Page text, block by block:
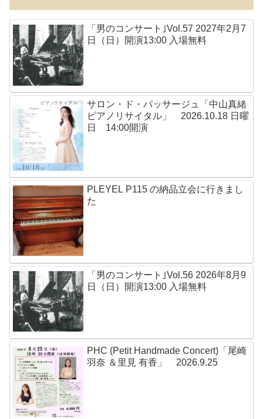
「男のコンサート｣Vol.57 2027年2月7
日（日）開演13:00 入場無料
サロン・ド・パッサージュ「中山真緒
ピアノリサイタル」 2026.10.18 日曜
日 14:00開演
PLEYEL P115 の納品立会に行きまし
た
「男のコンサート｣Vol.56 2026年8月9
日（日）開演13:00 入場無料
PHC (Petit Handmade Concert)「尾崎
羽奈 ＆里見 有香」 2026.9.25